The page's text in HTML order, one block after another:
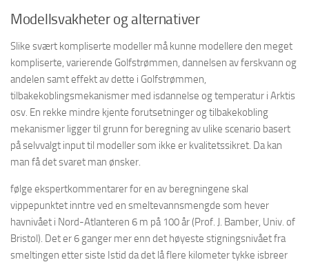
Modellsvakheter og alternativer
Slike svært kompliserte modeller må kunne modellere den meget
kompliserte, varierende Golfstrømmen, dannelsen av ferskvann og
andelen samt effekt av dette i Golfstrømmen,
tilbakekoblingsmekanismer med isdannelse og temperatur i Arktis
osv. En rekke mindre kjente forutsetninger og tilbakekobling
mekanismer ligger til grunn for beregning av ulike scenario basert
på selvvalgt input til modeller som ikke er kvalitetssikret. Da kan
man få det svaret man ønsker.
følge ekspertkommentarer for en av beregningene skal
vippepunktet inntre ved en smeltevannsmengde som hever
havnivået i Nord-Atlanteren 6 m på 100 år (Prof. J. Bamber, Univ. of
Bristol). Det er 6 ganger mer enn det høyeste stigningsnivået fra
smeltingen etter siste Istid da det lå flere kilometer tykke isbreer